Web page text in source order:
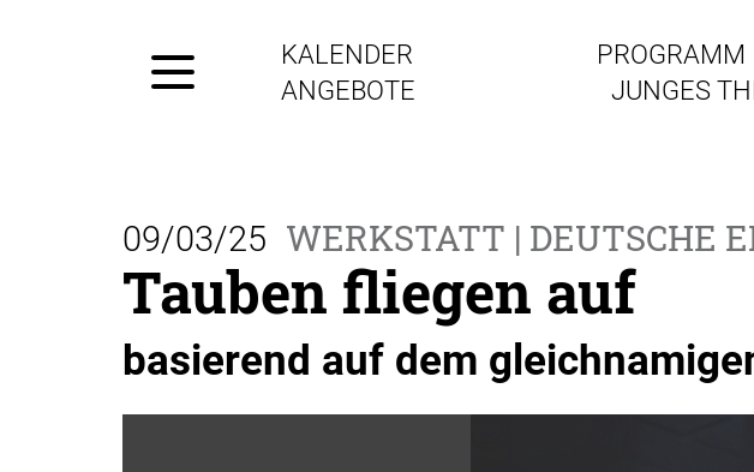
KALENDER
PROGRAMM
ANGEBOTE
JUNGES
09/03/25 WERKSTATT | DEUTSCHE
Tauben fliegen auf
basierend auf dem